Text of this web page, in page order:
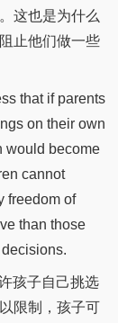
这也是为什么
止他们做一些
that if parents
on their own
would become
cannot
freedom of
than those
孩子自己挑选
限制，孩子可